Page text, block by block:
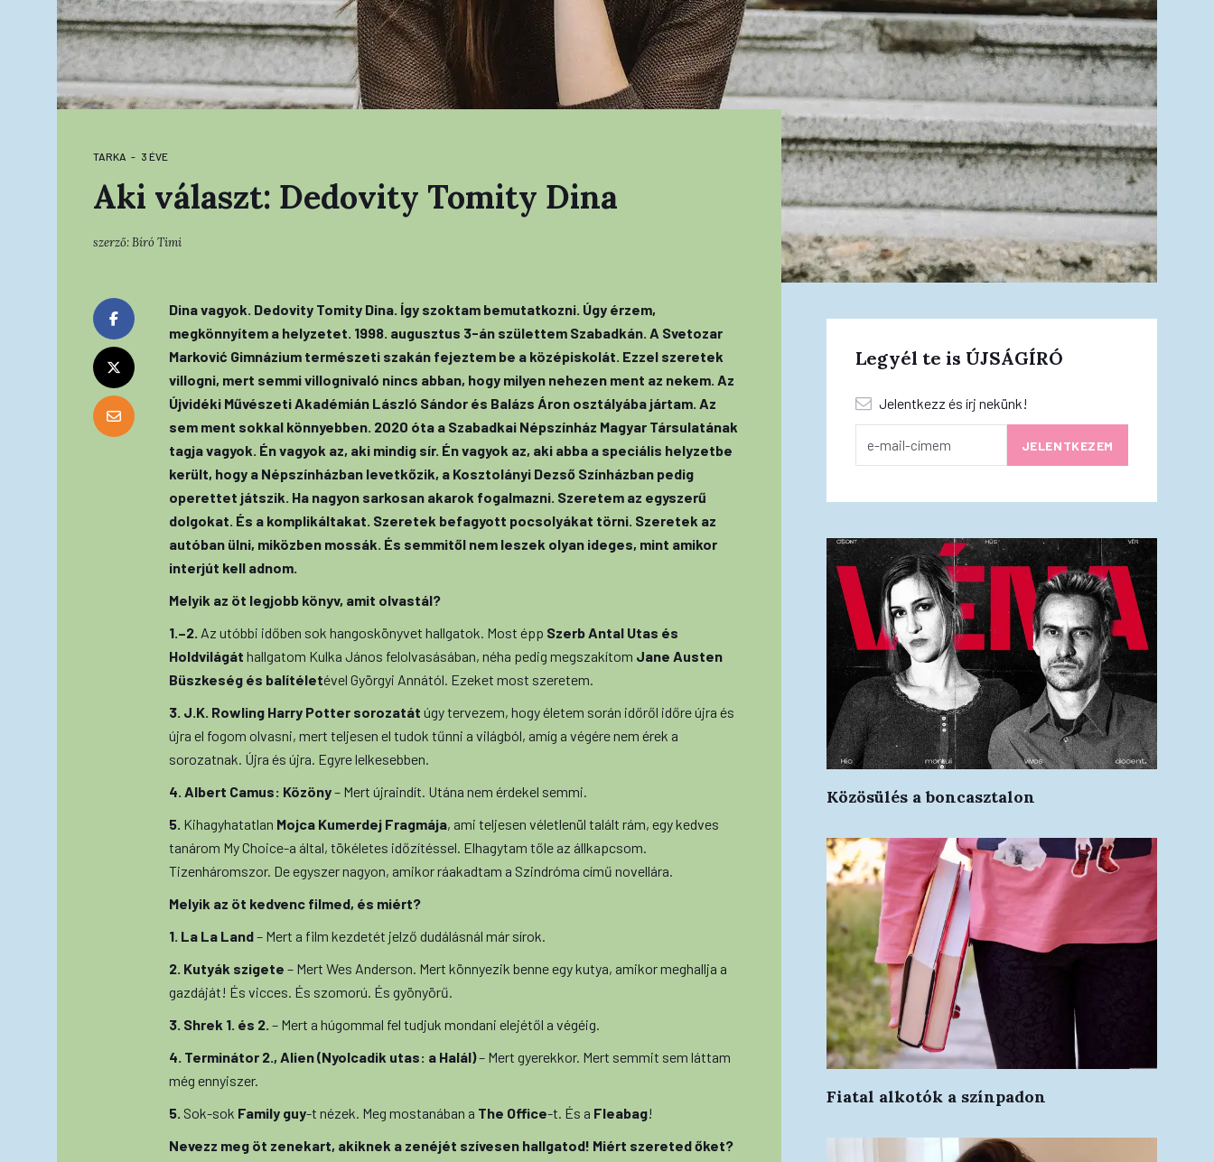
TARKA 3 ÉVE
Aki választ: Dedovity Tomity Dina
szerző:Bíró Timi
Dina vagyok. Dedovity Tomity Dina. Így szoktam bemutatkozni. Úgy érzem,
megkönnyítem a helyzetet. 1998. augusztus 3-án születtem Szabadkán. A Svetozar
Marković Gimnázium természeti szakán fejeztem be a középiskolát. Ezzel szeretek
villogni, mert semmi villognivaló nincs abban, hogy milyen nehezen ment az nekem. Az
Újvidéki Művészeti Akadémián László Sándor és Balázs Áron osztályába jártam. Az
sem ment sokkal könnyebben. 2020 óta a Szabadkai Népszínház Magyar Társulatának
tagja vagyok. Én vagyok az, aki mindig sír. Én vagyok az, aki abba a speciális helyzetbe
került, hogy a Népszínházban levetkőzik, a Kosztolányi Dezső Színházban pedig
operettet játszik. Ha nagyon sarkosan akarok fogalmazni. Szeretem az egyszerű
dolgokat. És a komplikáltakat. Szeretek befagyott pocsolyákat törni. Szeretek az
autóban ülni, miközben mossák. És semmitől nem leszek olyan ideges, mint amikor
interjút kell adnom.
Melyik az öt legjobb könyv, amit olvastál?
1.–2. Az utóbbi időben sok hangoskönyvet hallgatok. Most épp Szerb Antal Utas és
Holdvilágát hallgatom Kulka János felolvasásában, néha pedig megszakítom Jane Austen
Büszkeség és balítéletével Györgyi Annától. Ezeket most szeretem.
3. J.K. Rowling Harry Potter sorozatát úgy tervezem, hogy életem során időről időre újra és
újra el fogom olvasni, mert teljesen el tudok tűnni a világból, amíg a végére nem érek a
sorozatnak. Újra és újra. Egyre lelkesebben.
4. Albert Camus: Közöny– Mert újraindít. Utána nem érdekel semmi.
5. Kihagyhatatlan Mojca Kumerdej Fragmája, ami teljesen véletlenül talált rám, egy kedves
tanárom My Choice-a által, tökéletes időzítéssel. Elhagytam tőle az állkapcsom.
Tizenháromszor. De egyszer nagyon, amikor ráakadtam a Szindróma című novellára.
Melyik az öt kedvenc filmed, és miért?
1. La La Land– Mert a film kezdetét jelző dudálásnál már sírok.
2. Kutyák szigete – Mert Wes Anderson. Mert könnyezik benne egy kutya, amikor meghallja a
gazdáját! És vicces. És szomorú. És gyönyörű.
3. Shrek 1. és 2. – Mert a húgommal fel tudjuk mondani elejétől a végéig.
4. Terminátor 2., Alien (Nyolcadik utas: a Halál)– Mert gyerekkor. Mert semmit sem láttam
még ennyiszer.
5. Sok-sok Family guy-t nézek. Meg mostanában a The Office-t. És a Fleabag!
Nevezz meg öt zenekart, akiknek a zenéjét szívesen hallgatod! Miért szereted őket?
Legyél te is ÚJSÁGÍRÓ
Jelentkezz és írj nekünk!
Közösülés a boncasztalon
Fiatal alkotók a színpadon